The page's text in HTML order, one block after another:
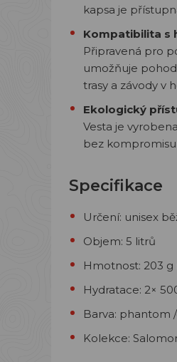
kapsa je
Kompatibilita s
Připravená pro
umožňuje
trasy a závody v
Ekologický
Vesta je
bez
Specifikace
Určení: unisex
Objem: 5 litrů
Hmotnost: 203 g
Hydratace: 2×
Barva: phantom
Kolekce: